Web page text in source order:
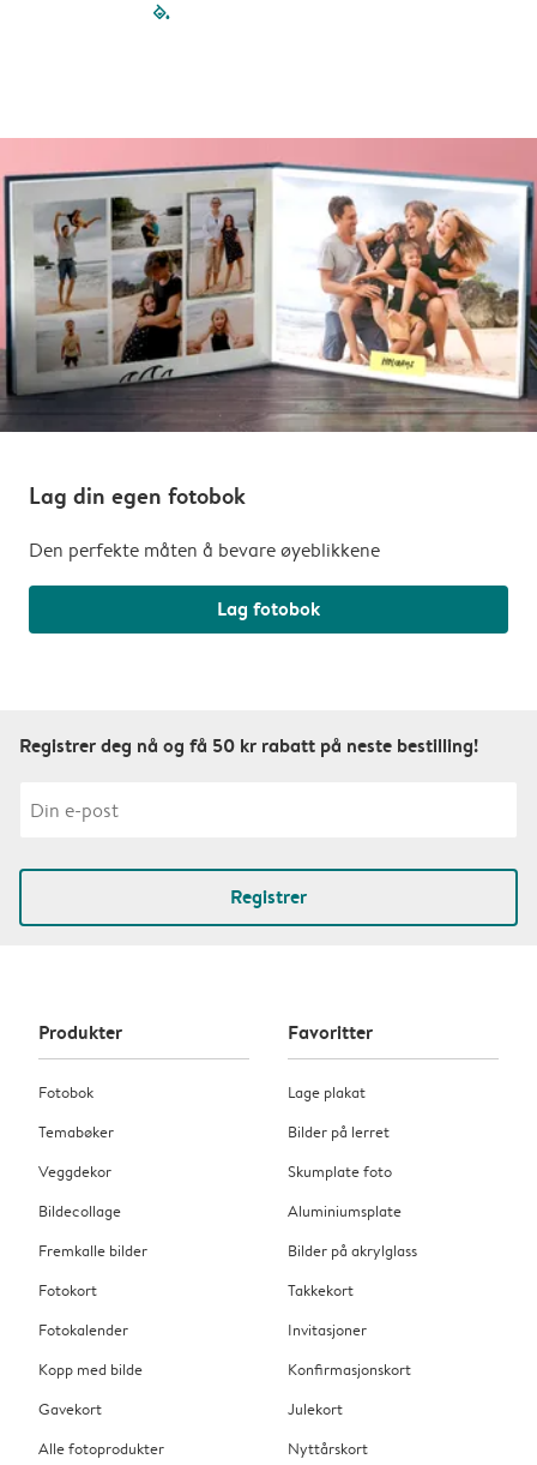
filled-pagination
Lag din egen fotobok
Den perfekte måten å bevare øyeblikkene
Lag fotobok
Registrer deg nå og få 50 kr rabatt på neste bestilling!
Registrer
Produkter
Fotobok
Temabøker
Veggdekor
Bildecollage
Fremkalle bilder
Fotokort
Fotokalender
Kopp med bilde
Gavekort
Alle fotoprodukter
Favoritter
Lage plakat
Bilder på lerret
Skumplate foto
Aluminiumsplate
Bilder på akrylglass
Takkekort
Invitasjoner
Konfirmasjonskort
Julekort
Nyttårskort